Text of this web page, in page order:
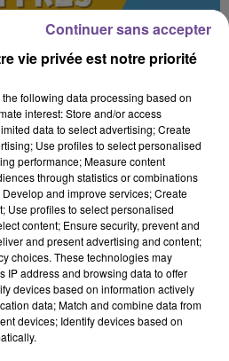
recherche une
et de caisse (H/F).
une hôtesse d’accueil et
: accueillir les clients et
demandes de
vie privée est notre priorité
the following data processing based on
interest: Store and/or access
data to select advertising; Create
Use profiles to select personalised
performance; Measure content
through statistics or combinations
and improve services; Create
Use profiles to select personalised
content; Ensure security, prevent and
and present advertising and content;
choices. These technologies may
IP address and browsing data to offer
devices based on information actively
data; Match and combine data from
devices; Identify devices based on
Continuer sans accepter